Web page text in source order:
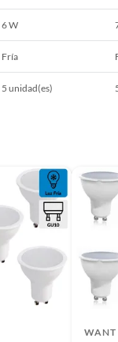
6 W
Fría
5 unidad(es)
WANT